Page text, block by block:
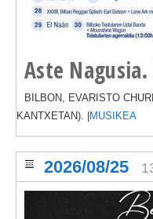
Aste Nagusia.
BILBON, EVARISTO
KANTXETAN). |
MUSIKEA
2026/08/25